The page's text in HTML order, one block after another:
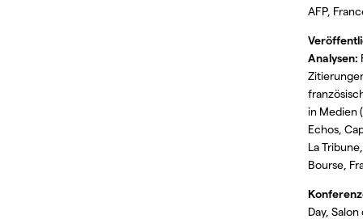
AFP,
Analysen:
in Medien
Echos,
La
Bourse,
Day,